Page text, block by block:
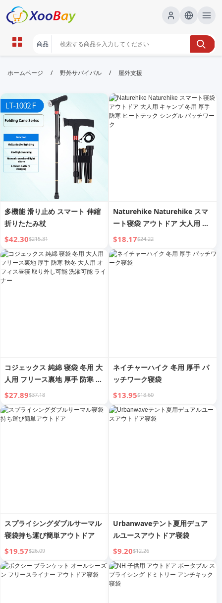
屋外支援 | XOOBAY B2B/B2C
屋外支援,野外サポート,災害時支援, wholesale 屋外支
援, XOOBAY
屋外での支援サービスを分かりやすく案内。災害時や野外作業の安全確
保、機材運搬、現場設営などを総合的に紹介します。
ホームページ / 野外サバイバル / 屋外支援
多機能 滑り止め スマート 伸縮
折りたたみ杖
$42.30$215.31
Naturehike Naturehike スマ
ート寝袋 アウトドア 大人用 キ
ャンプ 冬用 厚手 防寒 ヒートテ
ック シングル パッチワーク
$18.17$24.22
コジェックス 純綿 寝袋 冬用 大
人用 フリース裏地 厚手 防寒 秋
冬 大人用 オフィス昼寝 取り外
し可能 洗濯可能 ライナー
$27.89$37.18
ネイチャーハイク 冬用 厚手 パ
ッチワーク寝袋
$13.95$18.60
スプライシングダブルサーマル
寝袋持ち運び簡単アウトドア
$19.57$26.09
Urbanwaveテント夏用デュア
ルユースアウトドア寝袋
$9.20$12.26